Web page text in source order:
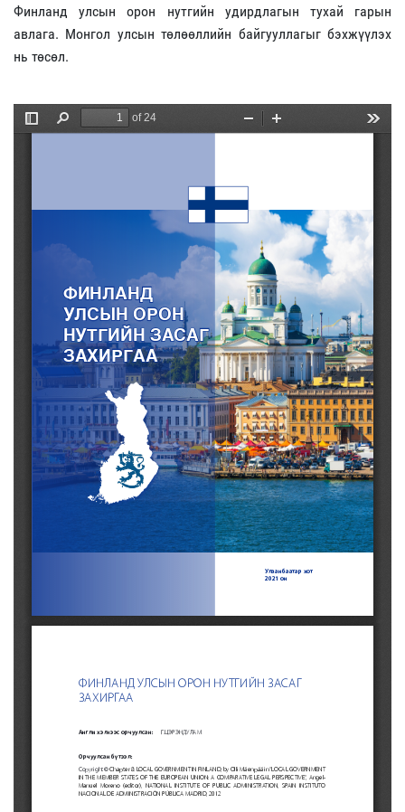
Финланд улсын орон нутгийн удирдлагын тухай гарын
авлага. Монгол улсын төлөөллийн байгууллагыг бэхжүүлэх
нь төсөл.